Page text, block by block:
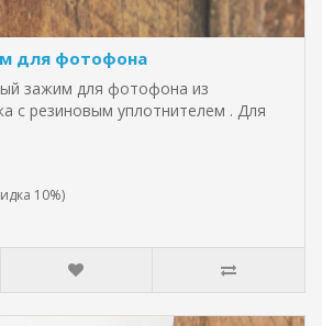
для фотофона
зажим для фотофона из
с резиновым уплотнителем . Для
10%)